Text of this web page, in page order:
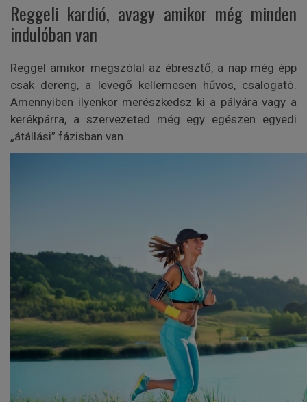
Reggeli kardió, avagy amikor még minden
indulóban van
Reggel amikor megszólal az ébresztő, a nap még épp
csak dereng, a levegő kellemesen hűvös, csalogató.
Amennyiben ilyenkor merészkedsz ki a pályára vagy a
kerékpárra, a szervezeted még egy egészen egyedi
„átállási” fázisban van.